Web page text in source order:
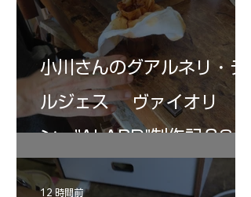
小川さんのグアルネリ・デ
ルジェス ヴァイオリ
ン ”ALARD"制作記３8
12 時間前